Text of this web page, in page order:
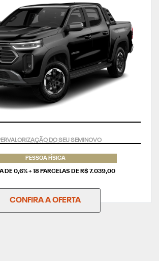
PESSOA FÍSICA
DE 0,6% + 18 PARCELAS DE R$ 7.039,00
CONFIRA A OFERTA